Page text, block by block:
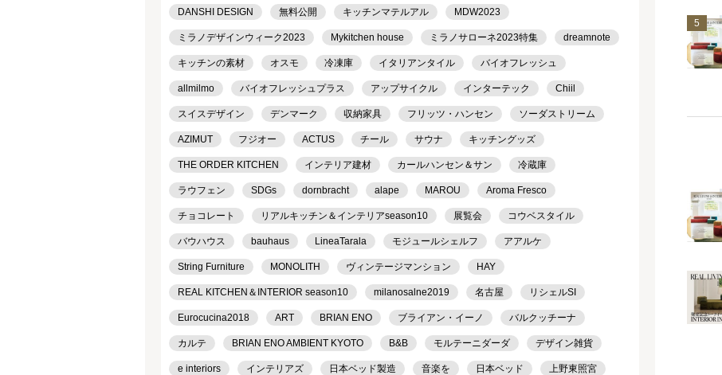
DANSHI DESIGN 無料公開 キッチンマテルアル MDW2023
ミラノデザインウィーク2023 Mykitchen house ミラノサローネ2023特集 dreamnote
キッチンの素材 オスモ 冷凍庫 イタリアンタイル バイオフレッシュ
allmilmo バイオフレッシュプラス アップサイクル インターテック Chiil
スイスデザイン デンマーク 収納家具 フリッツ・ハンセン ソーダストリーム
AZIMUT フジオー ACTUS チール サウナ キッチングッズ
THE ORDER KITCHEN インテリア建材 カールハンセン＆サン 冷蔵庫
ラウフェン SDGs dornbracht alape MAROU Aroma Fresco
チョコレート リアルキッチン＆インテリアseason10 展覧会 コウベスタイル
バウハウス bauhaus LineaTarala モジュールシェルフ アアルケ
String Furniture MONOLITH ヴィンテージマンション HAY
REAL KITCHEN＆INTERIOR season10 milanosalne2019 名古屋 リシェルSI
Eurocucina2018 ART BRIAN ENO ブライアン・イーノ バルクッチーナ
カルテ BRIAN ENO AMBIENT KYOTO B&B モルテーニダーダ デザイン雑貨
e interiors インテリアズ 日本ベッド製造 音楽を 日本ベッド 上野東照宮
5